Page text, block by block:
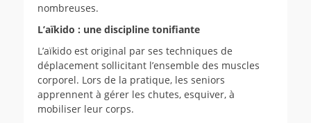
nombreuses.
L’aïkido : une discipline tonifiante
L’aïkido est original par ses techniques de
déplacement sollicitant l’ensemble des muscles
corporel. Lors de la pratique, les seniors
apprennent à gérer les chutes, esquiver, à
mobiliser leur corps.